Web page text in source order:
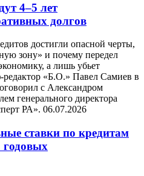
4–5 лет
долгов
достигли опасной черты,
зону» и почему передел
а лишь убьет
«Б.О.» Павел Самиев в
с Александром
генерального директора
РА». 06.07.2026
ставки по кредитам
годовых